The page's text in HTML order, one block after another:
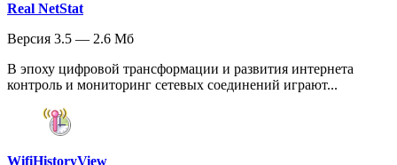
Real NetStat
Версия 3.5 — 2.6 Мб
В эпоху цифровой трансформации и развития интернета
контроль и мониторинг сетевых соединений играют...
WifiHistoryView